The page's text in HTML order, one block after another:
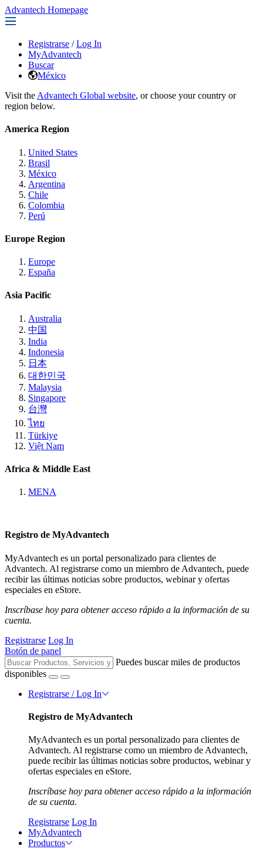
Advantech Homepage
Registrarse / Log In
MyAdvantech
Buscar
México
Visit the Advantech Global website, or choose your country or
region below.
America Region
United States
Brasil
México
Argentina
Chile
Colombia
Perú
Europe Region
Europe
España
Asia Pacific
Australia
中国
India
Indonesia
日本
대한민국
Malaysia
Singapore
台灣
ไทย
Türkiye
Việt Nam
Africa & Middle East
MENA
Registro de MyAdvantech
MyAdvantech es un portal personalizado para clientes de
Advantech. Al registrarse como un miembro de Advantech, puede
recibir las últimas noticias sobre productos, webinar y ofertas
especiales en eStore.
Inscríbase hoy para obtener acceso rápido a la información de su
cuenta.
Registrarse Log In
Botón de panel
Puedes buscar miles de productos
disponibles
Registrarse / Log In
Registro de MyAdvantech
MyAdvantech es un portal personalizado para clientes de
Advantech. Al registrarse como un miembro de Advantech,
puede recibir las últimas noticias sobre productos, webinar y
ofertas especiales en eStore.
Inscríbase hoy para obtener acceso rápido a la información
de su cuenta.
Registrarse Log In
MyAdvantech
Productos